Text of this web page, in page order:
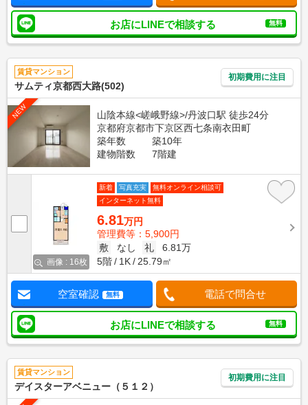
お店にLINEで相談する 無料
賃貸マンション
サムティ京都西大路(502)
初期費用に注目
NEW
山陰本線<嵯峨野線>/丹波口駅 徒歩24分
京都府京都市下京区西七条南衣田町
築年数
築10年
建物階数
7階建
画像 : 16枚
新着 写真充実
無料オンライン相談可
インターネット無料
6.81万円
管理費等：5,900円
敷
なし 礼
6.81万
5階
1K 25.79㎡
空室確認 無料 電話で問合せ
お店にLINEで相談する 無料
賃貸マンション
デイスターアベニュー（５１２）
初期費用に注目